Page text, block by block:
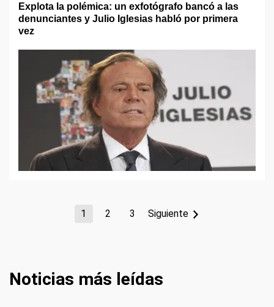
Explota la polémica: un exfotógrafo bancó a las
denunciantes y Julio Iglesias habló por primera
vez
1 2 3 Siguiente
Noticias más leídas